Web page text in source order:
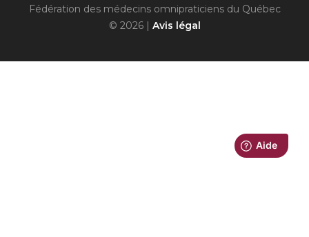
Fédération des médecins omnipraticiens du Québec
© 2026 | Avis légal